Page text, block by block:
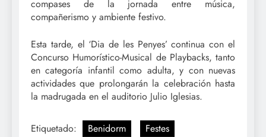
compases de la jornada entre música,
compañerismo y ambiente festivo.
Esta tarde, el ‘Dia de les Penyes’ continua con el
Concurso Humorístico-Musical de Playbacks, tanto
en categoría infantil como adulta, y con nuevas
actividades que prolongarán la celebración hasta
la madrugada en el auditorio Julio Iglesias.
Etiquetado: Benidorm Festes